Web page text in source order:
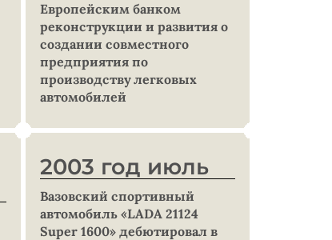
Европейским банком
реконструкции и развития о
создании совместного
предприятия по
производству легковых
автомобилей
2003 год июль
Вазовский спортивный
автомобиль «LADA 21124
Super 1600» дебютировал в